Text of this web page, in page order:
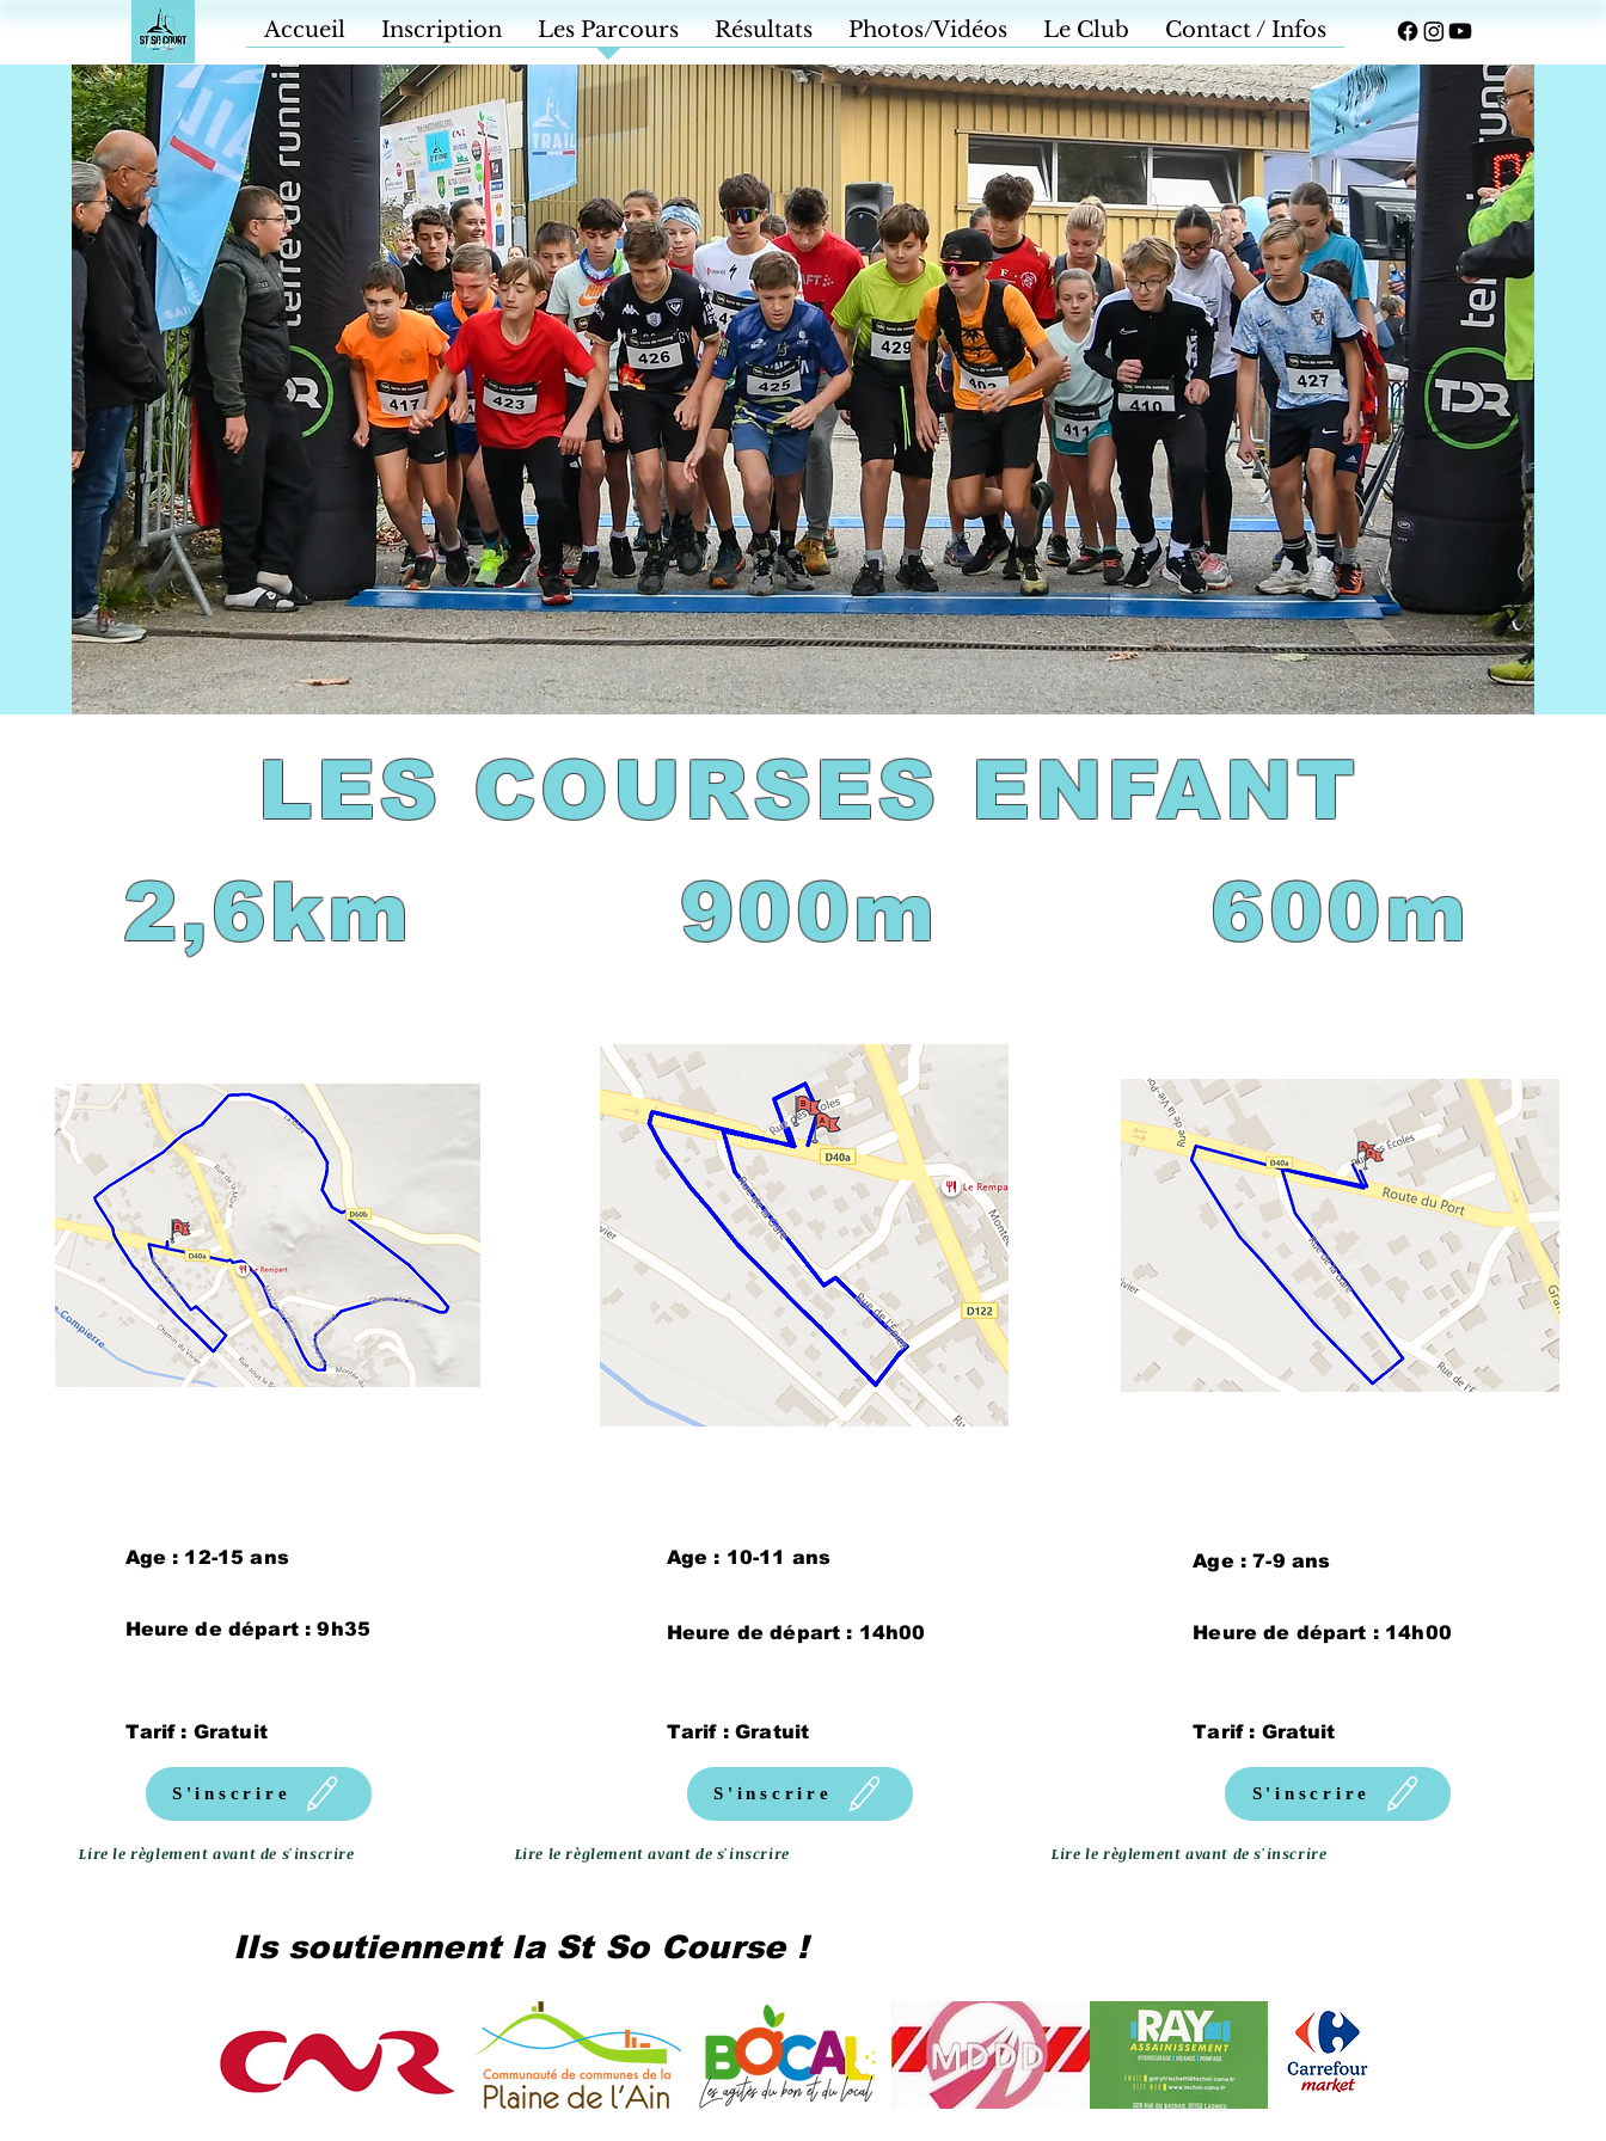
Accueil Inscription Les Parcours Résultats Photos/Vidéos Le Club Contact / Infos
2,6km
Age : 12-15 ans
Heure de départ : 9h35
Tarif : Gratuit
S'inscrire
Lire le règlement avant de s'inscrire
900m
Age : 10-11 ans
Heure de départ : 14h00
Tarif : Gratuit
S'inscrire
Lire le règlement avant de s'inscrire
600m
Age : 7-9 ans
Heure de départ : 14h00
Tarif : Gratuit
S'inscrire
Lire le règlement avant de s'inscrire
LES COURSES ENFANT
Ils soutiennent la St So Course !